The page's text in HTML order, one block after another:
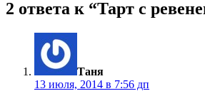
2 ответа к “Тарт с
Таня
13 июля, 2014 в 7:56 дп